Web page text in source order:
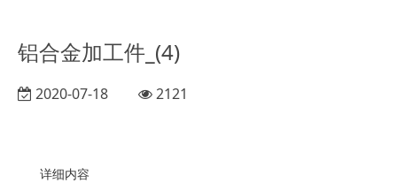
铝合金加工件_(4)
2020-07-18 2121
详细内容